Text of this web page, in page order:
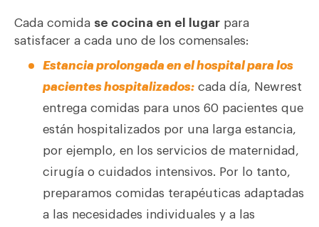
Cada comida se cocina en el lugar para
satisfacer a cada uno de los comensales:
Estancia prolongada en el hospital para los
pacientes hospitalizados: cada día, Newrest
entrega comidas para unos 60 pacientes que
están hospitalizados por una larga estancia,
por ejemplo, en los servicios de maternidad,
cirugía o cuidados intensivos. Por lo tanto,
preparamos comidas terapéuticas adaptadas
a las necesidades individuales y a las